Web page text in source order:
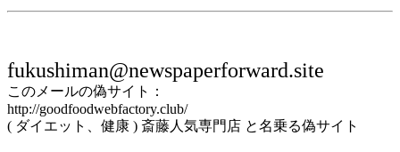
fukushiman@newspaperforward.site
このメールの偽サイト：
http://goodfoodwebfactory.club/
( ダイエット、健康 ) 斎藤人気専門店 と名乗る偽サイト